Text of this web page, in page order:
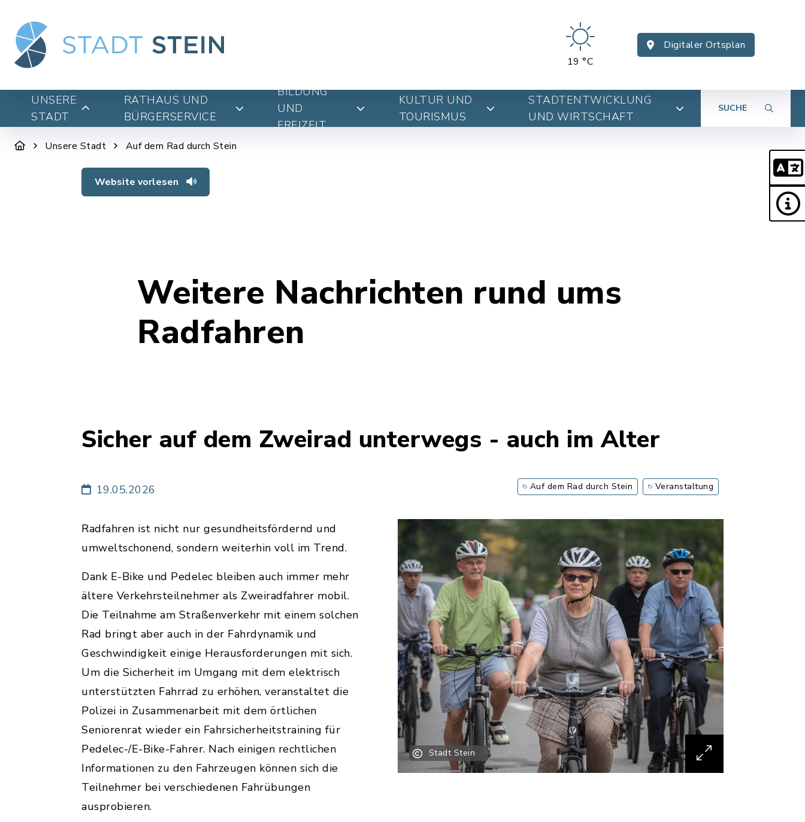
19 °C
Digitaler Ortsplan
UNSERE
STADT
RATHAUS UND
BÜRGERSERVICE
BILDUNG
UND
FREIZEIT
KULTUR UND
TOURISMUS
STADTENTWICKLUNG
UND WIRTSCHAFT
SUCHE
Unsere Stadt Auf dem Rad durch Stein
Website vorlesen
Weitere Nachrichten rund ums
Radfahren
Sicher auf dem Zweirad unterwegs - auch im Alter
19.05.2026 Auf dem Rad durch Stein Veranstaltung
Stadt Stein
Radfahren ist nicht nur gesundheitsfördernd und
umweltschonend, sondern weiterhin voll im Trend.
Dank E-Bike und Pedelec bleiben auch immer mehr
ältere Verkehrsteilnehmer als Zweiradfahrer mobil.
Die Teilnahme am Straßenverkehr mit einem solchen
Rad bringt aber auch in der Fahrdynamik und
Geschwindigkeit einige Herausforderungen mit sich.
Um die Sicherheit im Umgang mit dem elektrisch
unterstützten Fahrrad zu erhöhen, veranstaltet die
Polizei in Zusammenarbeit mit dem örtlichen
Seniorenrat wieder ein Fahrsicherheitstraining für
Pedelec-/E-Bike-Fahrer. Nach einigen rechtlichen
Informationen zu den Fahrzeugen können sich die
Teilnehmer bei verschiedenen Fahrübungen
ausprobieren.